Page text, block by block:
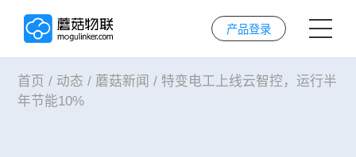
首页
产品登录
首页 / 动态 / 蘑菇新闻 / 特变电工上线云智控，运行半
年节能10%